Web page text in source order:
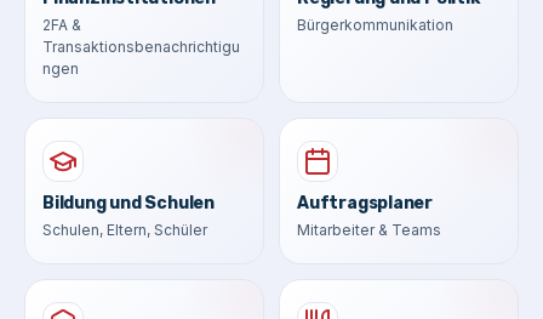
2FA &
Transaktionsbenachrichtigu
ngen
Bürgerkommunikation
Bildung und Schulen
Schulen, Eltern, Schüler
Auftragsplaner
Mitarbeiter & Teams